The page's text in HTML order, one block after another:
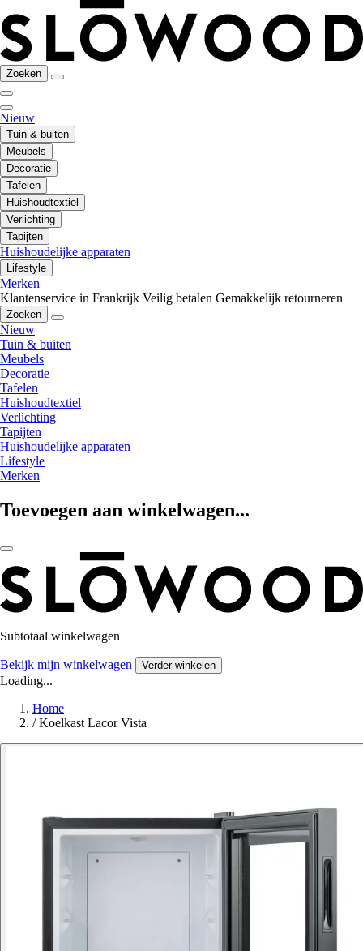
Zoeken
Nieuw
Tuin & buiten
Meubels
Decoratie
Tafelen
Huishoudtextiel
Verlichting
Tapijten
Huishoudelijke apparaten
Lifestyle
Merken
Klantenservice in Frankrijk Veilig betalen Gemakkelijk retourneren
Zoeken
Nieuw
Tuin & buiten
Meubels
Decoratie
Tafelen
Huishoudtextiel
Verlichting
Tapijten
Huishoudelijke apparaten
Lifestyle
Merken
Toevoegen aan winkelwagen...
Subtotaal winkelwagen
Bekijk mijn winkelwagen Verder winkelen
Loading...
Home
/ Koelkast Lacor Vista